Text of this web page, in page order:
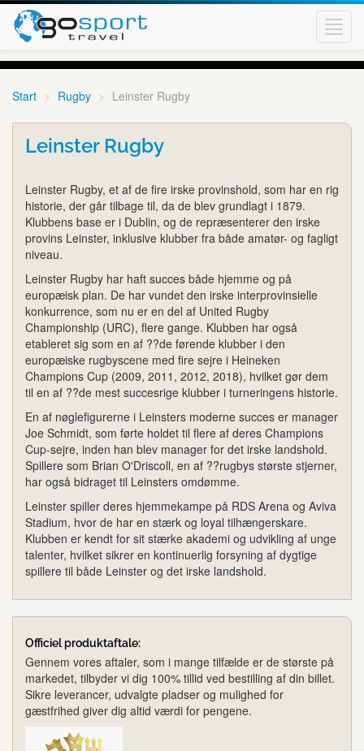
Start Rugby Leinster Rugby
Leinster Rugby
Leinster Rugby, et af de fire irske provinshold, som har en rig
historie, der går tilbage til, da de blev grundlagt i 1879.
Klubbens base er i Dublin, og de repræsenterer den irske
provins Leinster, inklusive klubber fra både amatør- og fagligt
niveau.
Leinster Rugby har haft succes både hjemme og på
europæisk plan. De har vundet den irske interprovinsielle
konkurrence, som nu er en del af United Rugby
Championship (URC), flere gange. Klubben har også
etableret sig som en af ??de førende klubber i den
europæiske rugbyscene med fire sejre i Heineken
Champions Cup (2009, 2011, 2012, 2018), hvilket gør dem
til en af ??de mest succesrige klubber i turneringens historie.
En af nøglefigurerne i Leinsters moderne succes er manager
Joe Schmidt, som førte holdet til flere af deres Champions
Cup-sejre, inden han blev manager for det irske landshold.
Spillere som Brian O'Driscoll, en af ??rugbys største stjerner,
har også bidraget til Leinsters omdømme.
Leinster spiller deres hjemmekampe på RDS Arena og Aviva
Stadium, hvor de har en stærk og loyal tilhængerskare.
Klubben er kendt for sit stærke akademi og udvikling af unge
talenter, hvilket sikrer en kontinuerlig forsyning af dygtige
spillere til både Leinster og det irske landshold.
Officiel produktaftale:
Gennem vores aftaler, som i mange tilfælde er de største på
markedet, tilbyder vi dig 100% tillid ved bestilling af din billet.
Sikre leverancer, udvalgte pladser og mulighed for
gæstfrihed giver dig altid værdi for pengene.